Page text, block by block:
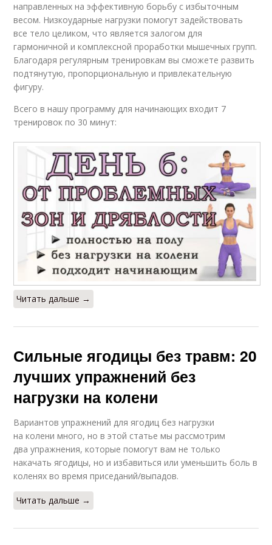
направленных на эффективную борьбу с избыточным
весом. Низкоударные нагрузки помогут задействовать
все тело целиком, что является залогом для
гармоничной и комплексной проработки мышечных групп.
Благодаря регулярным тренировкам вы сможете развить
подтянутую, пропорциональную и привлекательную
фигуру.
Всего в нашу программу для начинающих входит 7
тренировок по 30 минут:
Читать дальше →
Сильные ягодицы без травм: 20
лучших упражнений без
нагрузки на колени
Вариантов упражнений для ягодиц без нагрузки
на колени много, но в этой статье мы рассмотрим
два упражнения, которые помогут вам не только
накачать ягодицы, но и избавиться или уменьшить боль в
коленях во время приседаний/выпадов.
Читать дальше →